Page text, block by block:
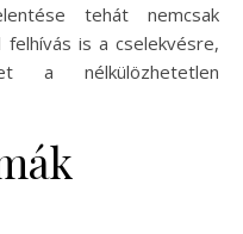
tehát nemcsak
is a cselekvésre,
a nélkülözhetetlen